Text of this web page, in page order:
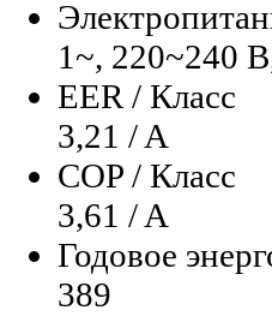
1~, 220~240
EER / Класс
3,21 / A
COP / Класс
3,61 / A
Годовое
389